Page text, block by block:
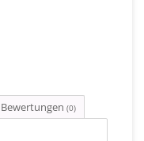
Bewertungen (0)